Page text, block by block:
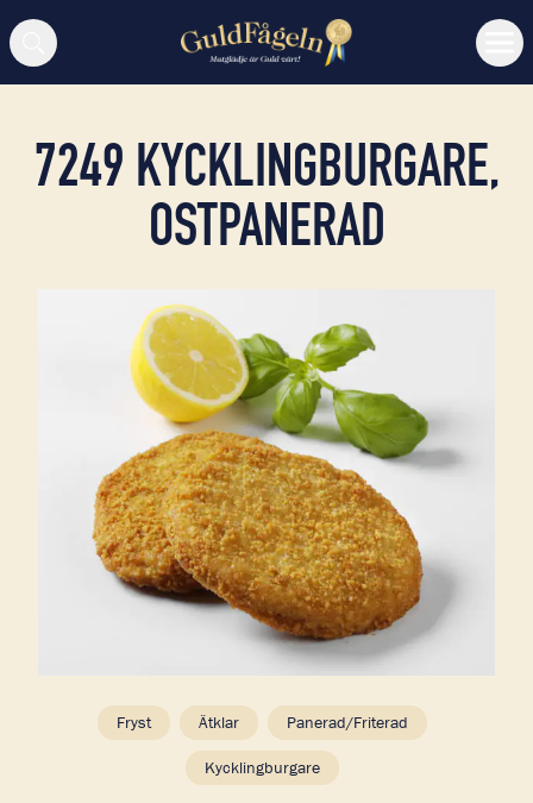
Sök
7249 KYCKLINGBURGARE,
OSTPANERAD
Fryst Ätklar Panerad/Friterad
Kycklingburgare